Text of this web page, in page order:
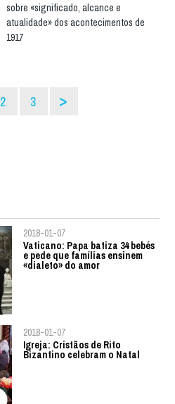
sobre «significado, alcance e
atualidade» dos acontecimentos de
1917
2 3 >
2018-01-07
Vaticano: Papa batiza 34 bebés
e pede que famílias ensinem
«dialeto» do amor
2018-01-07
Igreja: Cristãos de Rito
Bizantino celebram o Natal